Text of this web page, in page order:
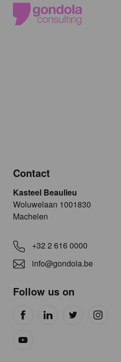
Contact
Kasteel Beaulieu
​​​Woluwelaan 1001830
Machelen
+32 2 616 0000
info@gondola.be
Follow us on